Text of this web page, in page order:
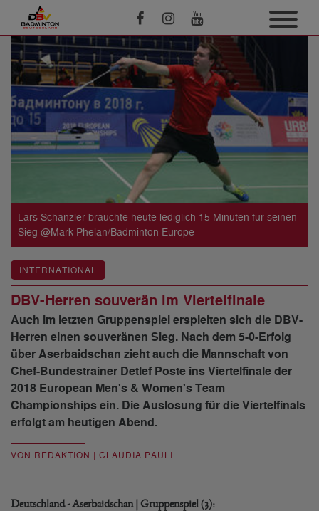
Lars Schänzler brauchte heute lediglich 15 Minuten für seinen
Sieg @Mark Phelan/Badminton Europe
INTERNATIONAL
DBV-Herren souverän im Viertelfinale
Auch im letzten Gruppenspiel erspielten sich die DBV-
Herren einen souveränen Sieg. Nach dem 5-0-Erfolg
über Aserbaidschan zieht auch die Mannschaft von
Chef-Bundestrainer Detlef Poste ins Viertelfinale der
2018 European Men's & Women's Team
Championships ein. Die Auslosung für die Viertelfinals
erfolgt am heutigen Abend.
VON REDAKTION | CLAUDIA PAULI
Deutschland - Aserbaidschan | Gruppenspiel (3):